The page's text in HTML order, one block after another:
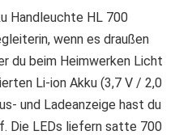
Handleuchte HL 700
wenn es draußen
du beim Heimwerken Licht
Li-ion Akku (3,7 V / 2,0
und Ladeanzeige hast du
Die LEDs liefern satte 700